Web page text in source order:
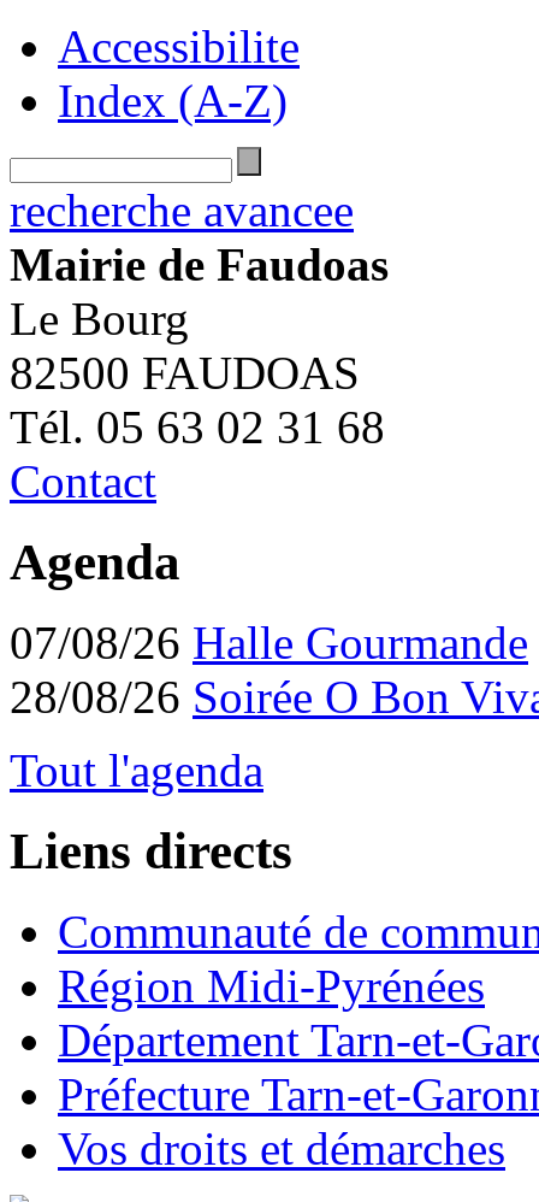
Accessibilite
Index (A-Z)
recherche avancee
Mairie de Faudoas
Le Bourg
82500 FAUDOAS
Tél. 05 63 02 31 68
Contact
Agenda
07/08/26 Halle Gourmande
28/08/26 Soirée O Bon
Tout l'agenda
Liens directs
Communauté de
Région Midi-Pyrénées
Département Tarn-et-
Préfecture Tarn-et-
Vos droits et démarches